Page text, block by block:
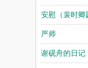
安慰（裴时卿
严师
谢砚舟的日记